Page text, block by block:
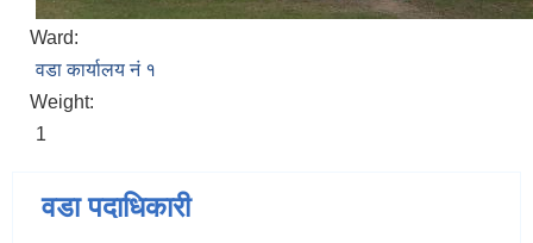
Ward:
वडा कार्यालय नं १
Weight:
1
वडा पदाधिकारी